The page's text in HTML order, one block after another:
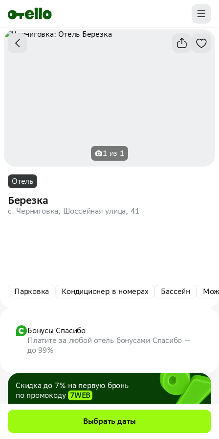
Промокоды на первую бронь уже ваши.
Забирайте выгоду
1 из 1
Отель
Березка
с. Черниговка, Шоссейная улица, 41
Парковка Кондиционер в номерах Бассейн
Бонусы Спасибо
Платите за любой отель бонусами Спасибо —
до 99%
Скидка до 7% на первую бронь
по промокоду 7WEB
Максимум — 1000 ₽
Выбрать даты